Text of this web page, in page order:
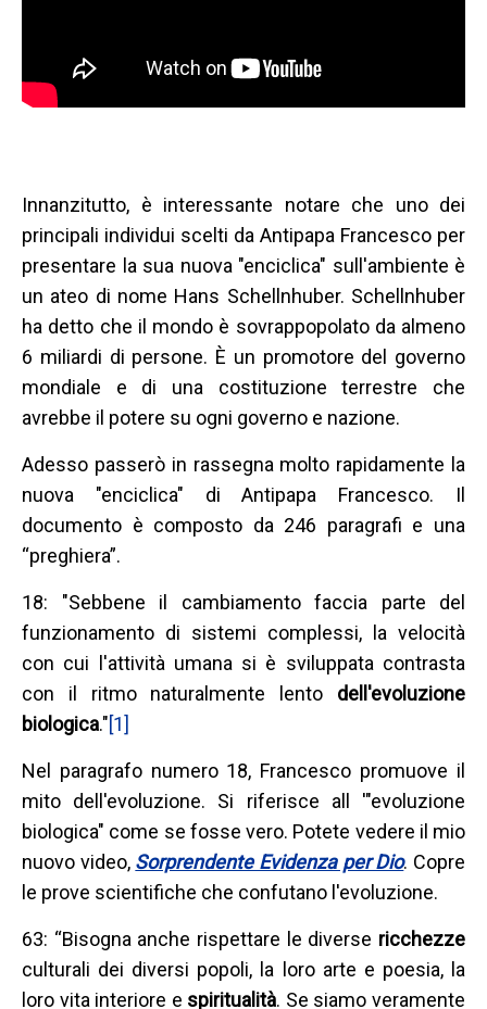
Innanzitutto, è interessante notare che uno dei
principali individui scelti da Antipapa Francesco per
presentare la sua nuova "enciclica" sull'ambiente è
un ateo di nome Hans Schellnhuber. Schellnhuber
ha detto che il mondo è sovrappopolato da almeno
6 miliardi di persone. È un promotore del governo
mondiale e di una costituzione terrestre che
avrebbe il potere su ogni governo e nazione.
Adesso passerò in rassegna molto rapidamente la
nuova "enciclica" di Antipapa Francesco. Il
documento è composto da 246 paragrafi e una
“preghiera”.
18: "Sebbene il cambiamento faccia parte del
funzionamento di sistemi complessi, la velocità
con cui l'attività umana si è sviluppata contrasta
con il ritmo naturalmente lento dell'evoluzione
biologica."[1]
Nel paragrafo numero 18, Francesco promuove il
mito dell'evoluzione. Si riferisce all '"evoluzione
biologica" come se fosse vero. Potete vedere il mio
nuovo video, Sorprendente Evidenza per Dio. Copre
le prove scientifiche che confutano l'evoluzione.
63: “Bisogna anche rispettare le diverse ricchezze
culturali dei diversi popoli, la loro arte e poesia, la
loro vita interiore e spiritualità. Se siamo veramente